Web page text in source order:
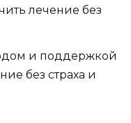
лечение без
и поддержкой
без страха и